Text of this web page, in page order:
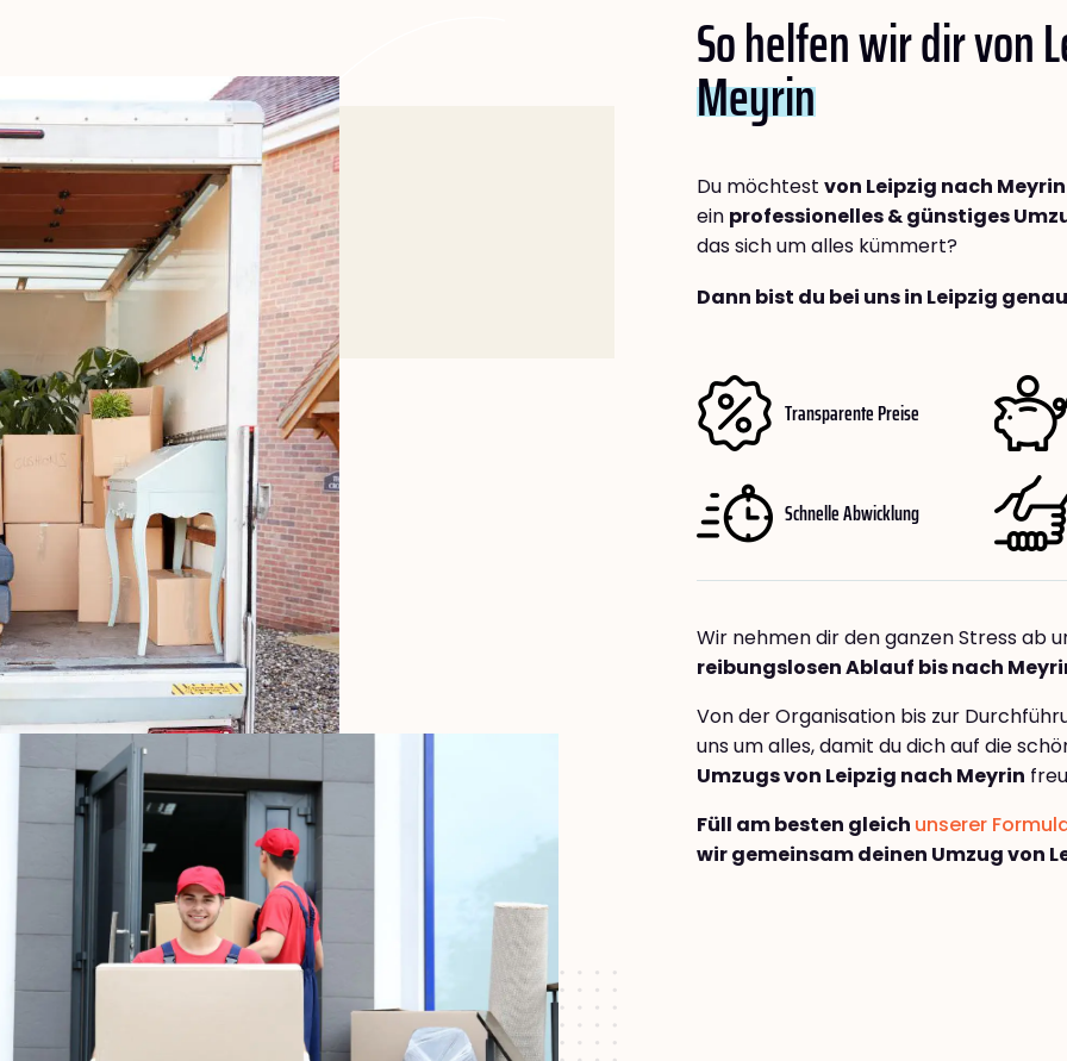
So helfen wir dir von
Meyrin
Du möchtest von Leipzig nach Meyrin
ein professionelles & günstiges
das sich um alles kümmert?
Dann bist du bei uns in Leipzig
Transparente Preise
Schnelle Abwicklung
Wir nehmen dir den ganzen Stress ab
reibungslosen Ablauf bis nach
Von der Organisation bis zur
uns um alles, damit du dich auf die
Umzugs von Leipzig nach Meyrin
Füll am besten gleich unserer
wir gemeinsam deinen Umzug von